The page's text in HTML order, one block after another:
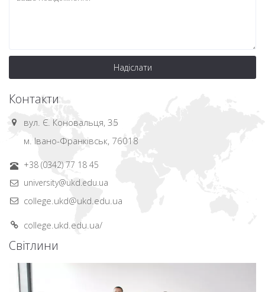
Надіслати
Контакти
вул. Є. Коновальця, 35
м. Івано-Франківськ, 76018
+38 (0342) 77 18 45
university@ukd.edu.ua
college.ukd@ukd.edu.ua
college.ukd.edu.ua/
Світлини